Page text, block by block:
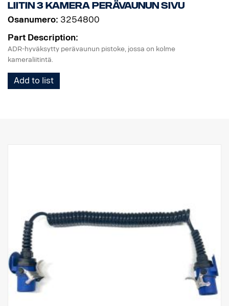
Liitin 3 kamera perävaunun sivu
Osanumero: 3254800
Part Description:
ADR-hyväksytty perävaunun pistoke, jossa on kolme
kameraliitintä.
Add to list